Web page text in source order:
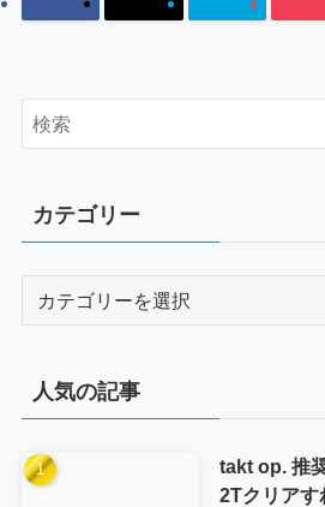
カテゴリー
ー
人気の記事
takt op. 推
2Tクリアす